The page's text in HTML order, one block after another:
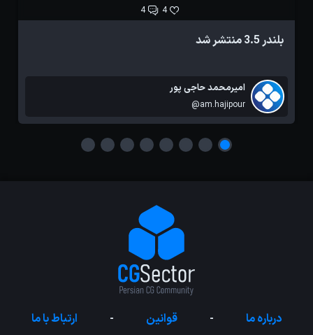
4
4
بلندر 3.5 منتشر شد
امیرمحمد حاجی پور
@am.hajipour
درباره ما - قوانین - ارتباط با ما